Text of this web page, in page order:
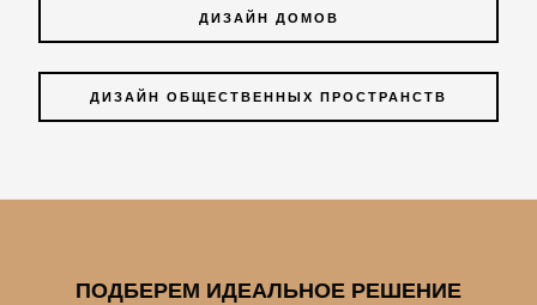
ДИЗАЙН ДОМОВ
ДИЗАЙН ОБЩЕСТВЕННЫХ ПРОСТРАНСТВ
ПОДБЕРЕМ ИДЕАЛЬНОЕ РЕШЕНИЕ